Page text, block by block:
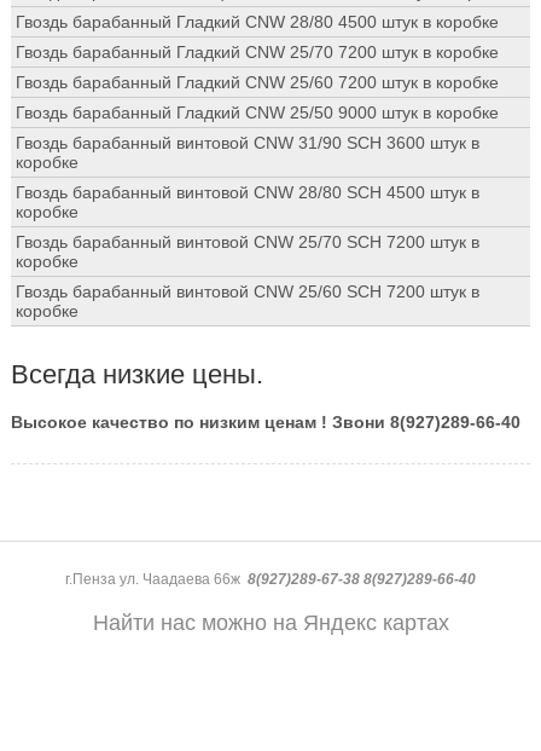
Гвоздь барабанный Гладкий CNW 28/80 4500 штук в коробке
Гвоздь барабанный Гладкий CNW 25/70 7200 штук в коробке
Гвоздь барабанный Гладкий CNW 25/60 7200 штук в коробке
Гвоздь барабанный Гладкий CNW 25/50 9000 штук в коробке
Гвоздь барабанный винтовой CNW 31/90 SCH 3600 штук в
коробке
Гвоздь барабанный винтовой CNW 28/80 SCH 4500 штук в
коробке
Гвоздь барабанный винтовой CNW 25/70 SCH 7200 штук в
коробке
Гвоздь барабанный винтовой CNW 25/60 SCH 7200 штук в
коробке
Всегда низкие цены.
Высокое качество по низким ценам ! Звони 8(927)289-66-40
г.Пенза ул. Чаадаева 66ж 8(927)289-67-38 8(927)289-66-40
Найти нас можно на Яндекс картах